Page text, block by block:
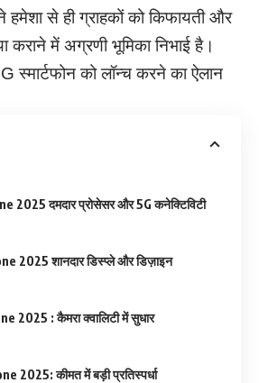
हमेशा से ही ग्राहकों को किफायती और
कराने में अग्रणी भूमिका निभाई है।
स्मार्टफोन को लॉन्च करने का ऐलान
2025 दमदार प्रोसेसर और 5G कनेक्टिविटी
2025 शानदार डिस्प्ले और डिज़ाइन
2025 : कैमरा क्वालिटी में सुधार
2025: कीमत में बड़ी प्रतिस्पर्धा